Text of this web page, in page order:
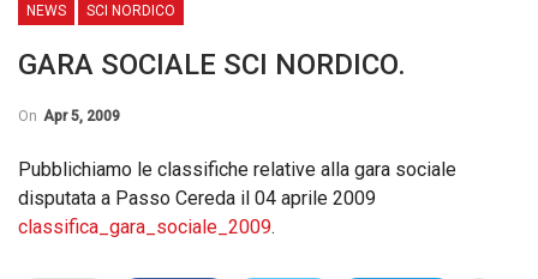
NEWS SCI NORDICO
GARA SOCIALE SCI NORDICO.
On Apr 5, 2009
Pubblichiamo le classifiche relative alla gara sociale
disputata a Passo Cereda il 04 aprile 2009
classifica_gara_sociale_2009.